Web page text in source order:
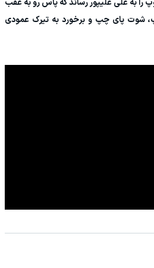
به علی علیپور رساند که پاس رو به عقب
شوت پای چپ و برخورد به تیرک عمودی